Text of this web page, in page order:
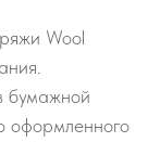
Wool
бумажной
оформленного